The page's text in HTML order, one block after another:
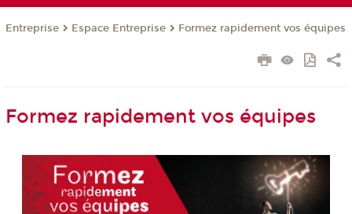
Entreprise Espace Entreprise Formez rapidement vos équipes
Formez rapidement vos équipes